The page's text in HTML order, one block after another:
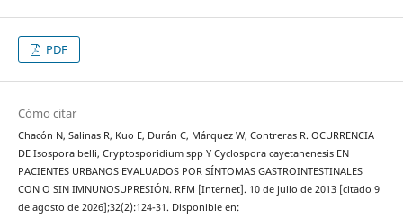
PDF
Cómo citar
Chacón N, Salinas R, Kuo E, Durán C, Márquez W, Contreras R. OCURRENCIA
DE Isospora belli, Cryptosporidium spp Y Cyclospora cayetanenesis EN
PACIENTES URBANOS EVALUADOS POR SÍNTOMAS GASTROINTESTINALES
CON O SIN IMNUNOSUPRESIÓN. RFM [Internet]. 10 de julio de 2013 [citado 9
de agosto de 2026];32(2):124-31. Disponible en: